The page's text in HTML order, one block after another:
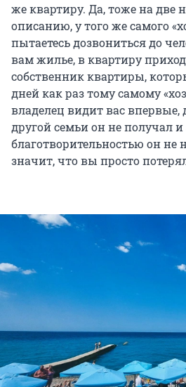
же квартиру. Да, тоже на две
описанию, у того же самого
пытаетесь дозвониться до
вам жилье, в квартиру
собственник квартиры,
дней как раз тому самому
владелец видит вас впервые,
другой семьи он не получал
благотворительностью он не
значит, что вы просто